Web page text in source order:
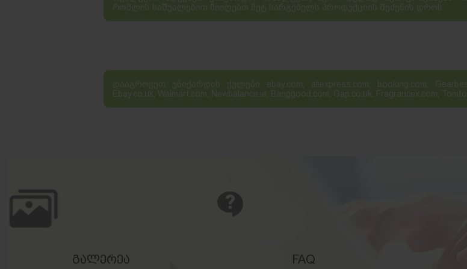
რომლის საშუალებით მიიღებთ მეტ სარგებელს პროდუქციის შეძენის დროს.
დააგროვეთ უნიქარდის ქულები ebay.com, aliexpress.com, booking.com,
Ebay.co.uk, Walmart.com, Newbalance.ie, Banggood.com, Gap.co.uk, Fragrancex.com,
გალერეა FAQ